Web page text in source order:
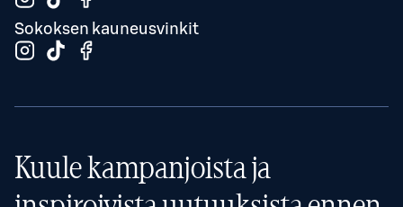
Sokoksen kauneusvinkit
Kuule kampanjoista ja